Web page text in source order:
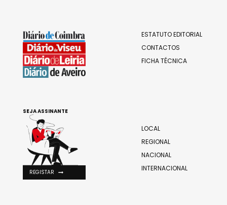
ESTATUTO EDITORIAL
CONTACTOS
FICHA TÉCNICA
LOCAL
REGIONAL
NACIONAL
INTERNACIONAL
SEJA ASSINANTE
REGISTAR